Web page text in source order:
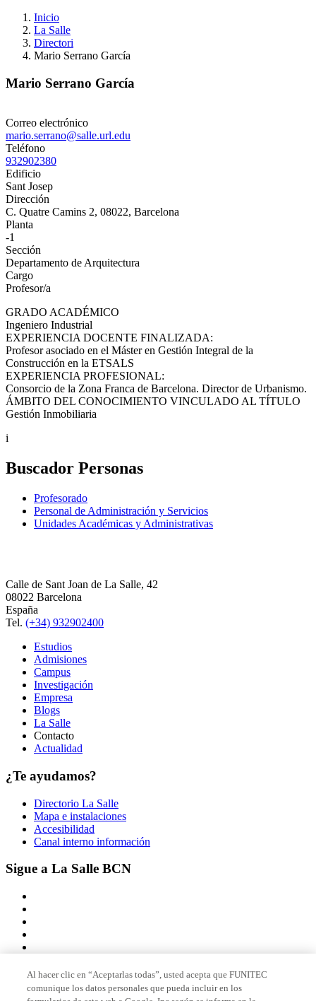
Inicio
La Salle
Directori
Mario Serrano García
Mario Serrano García
Correo electrónico
mario.serrano@salle.url.edu
Teléfono
932902380
Edificio
Sant Josep
Dirección
C. Quatre Camins 2, 08022, Barcelona
Planta
-1
Sección
Departamento de Arquitectura
Cargo
Profesor/a
GRADO ACADÉMICO
Ingeniero Industrial
EXPERIENCIA DOCENTE FINALIZADA:
Profesor asociado en el Máster en Gestión Integral de la
Construcción en la ETSALS
EXPERIENCIA PROFESIONAL:
Consorcio de la Zona Franca de Barcelona. Director de Urbanismo.
ÁMBITO DEL CONOCIMIENTO VINCULADO AL TÍTULO
Gestión Inmobiliaria
i
Buscador Personas
Profesorado
Personal de Administración y Servicios
Unidades Académicas y Administrativas
Calle de Sant Joan de La Salle, 42
08022 Barcelona
España
Tel. (+34) 932902400
Estudios
Admisiones
Campus
Investigación
Empresa
Blogs
La Salle
Contacto
Actualidad
¿Te ayudamos?
Directorio La Salle
Mapa e instalaciones
Accesibilidad
Canal interno información
Sigue a La Salle BCN
Miembro de
Al hacer clic en “Aceptarlas todas”, usted acepta que FUNITEC
comunique los datos personales que pueda incluir en los